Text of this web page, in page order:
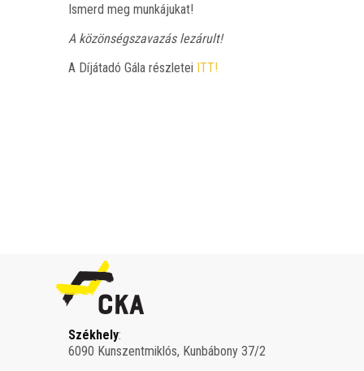
Ismerd meg munkájukat!
A közön­ség­sza­va­zás lezárult!
A Díj­át­adó Gála rész­le­tei ITT!
Székhely:
6090 Kunszentmiklós, Kunbábony 37/2